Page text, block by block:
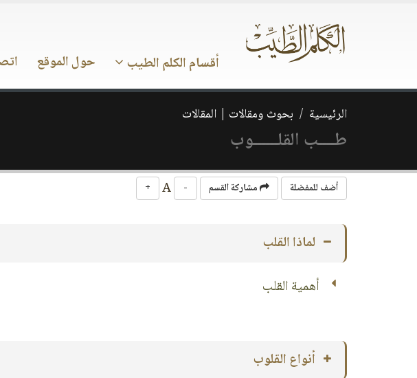
أقسام الكلم الطيب حول الموقع
الرئيسية بحوث ومقالات | المقالات
طــــب القلــــــوب
أضف للمفضلة مشاركة القسم -
+
لماذا القلب
أهمية القلب
أنواع القلوب